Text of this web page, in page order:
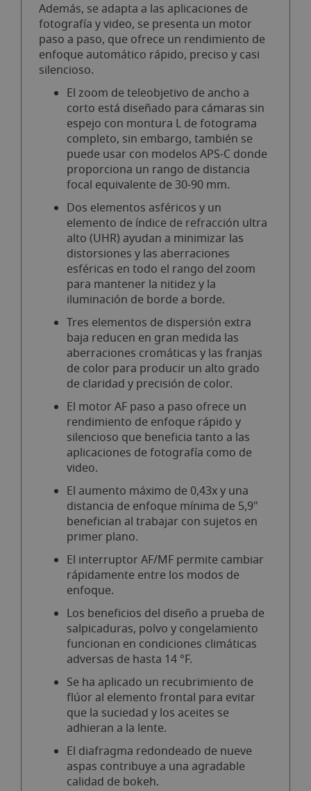
Además, se adapta a las aplicaciones de
fotografía y video, se presenta un motor
paso a paso, que ofrece un rendimiento de
enfoque automático rápido, preciso y casi
silencioso.
El zoom de teleobjetivo de ancho a
corto está diseñado para cámaras sin
espejo con montura L de fotograma
completo, sin embargo, también se
puede usar con modelos APS-C donde
proporciona un rango de distancia
focal equivalente de 30-90 mm.
Dos elementos asféricos y un
elemento de índice de refracción ultra
alto (UHR) ayudan a minimizar las
distorsiones y las aberraciones
esféricas en todo el rango del zoom
para mantener la nitidez y la
iluminación de borde a borde.
Tres elementos de dispersión extra
baja reducen en gran medida las
aberraciones cromáticas y las franjas
de color para producir un alto grado
de claridad y precisión de color.
El motor AF paso a paso ofrece un
rendimiento de enfoque rápido y
silencioso que beneficia tanto a las
aplicaciones de fotografía como de
video.
El aumento máximo de 0,43x y una
distancia de enfoque mínima de 5,9"
benefician al trabajar con sujetos en
primer plano.
El interruptor AF/MF permite cambiar
rápidamente entre los modos de
enfoque.
Los beneficios del diseño a prueba de
salpicaduras, polvo y congelamiento
funcionan en condiciones climáticas
adversas de hasta 14 °F.
Se ha aplicado un recubrimiento de
flúor al elemento frontal para evitar
que la suciedad y los aceites se
adhieran a la lente.
El diafragma redondeado de nueve
aspas contribuye a una agradable
calidad de bokeh.